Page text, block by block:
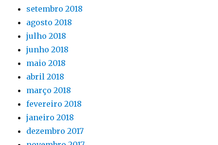
setembro 2018
agosto 2018
julho 2018
junho 2018
maio 2018
abril 2018
março 2018
fevereiro 2018
janeiro 2018
dezembro 2017